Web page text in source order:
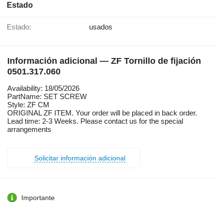
Estado
Estado: usados
Información adicional — ZF Tornillo de fijación
0501.317.060
Availability: 18/05/2026
PartName: SET SCREW
Style: ZF CM
ORIGINAL ZF ITEM. Your order will be placed in back order.
Lead time: 2-3 Weeks. Please contact us for the special
arrangements
Solicitar información adicional
Importante